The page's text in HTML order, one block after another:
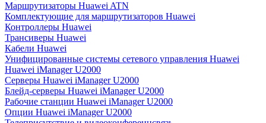
Маршрутизаторы Huawei ATN
Комплектующие для маршрутизаторов Huawei
Контроллеры Huawei
Трансиверы Huawei
Кабели Huawei
Унифицированные системы сетевого управления Huawei
Huawei iManager U2000
Серверы Huawei iManager U2000
Блейд-серверы Huawei iManager U2000
Рабочие станции Huawei iManager U2000
Опции Huawei iManager U2000